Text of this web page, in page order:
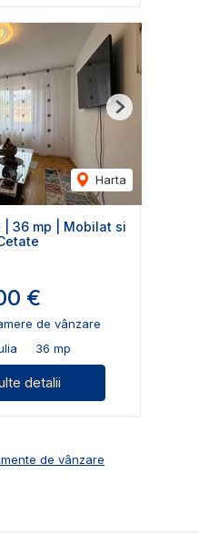
Harta
Next
| 36 mp | Mobilat si
€
de vânzare
36 mp
detalii
de vânzare